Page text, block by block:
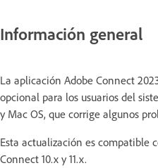
Información general
La aplicación Adobe Connect
opcional para los usuarios del
y Mac OS, que corrige algunos
Esta actualización es compatible
Connect 10.x y 11.x.